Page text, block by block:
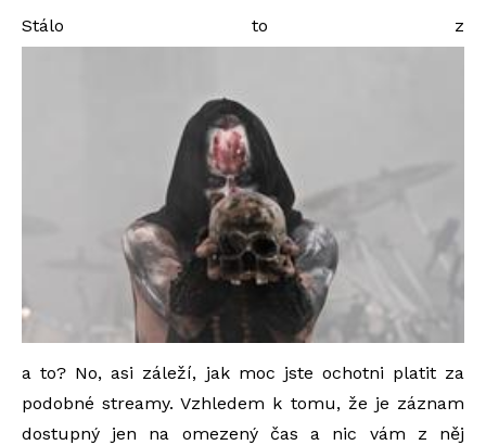
Stálo to z
a to? No, asi záleží, jak moc jste ochotni platit za
podobné streamy. Vzhledem k tomu, že je záznam
dostupný jen na omezený čas a nic vám z něj